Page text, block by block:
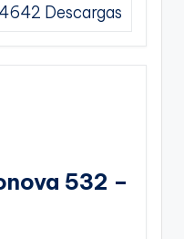
4642 Descargas
532 –